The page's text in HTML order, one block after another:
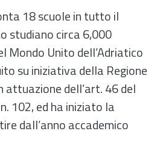
18 scuole in tutto il
studiano circa 6,000
Mondo Unito dell’Adriatico
su iniziativa della Regione
attuazione dell’art. 46 del
102, ed ha iniziato la
dall’anno accademico